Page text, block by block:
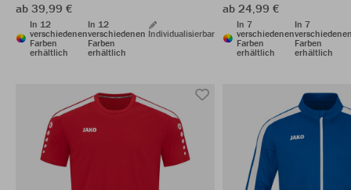
ab 39,99 €
In 12
verschiedenen
Farben
erhältlich
In 12
verschiedenen
Farben
erhältlich
Individualisierbar
ab 24,99 €
In 7
verschiedenen
Farben
erhältlich
In 7
Farben
erhältlich